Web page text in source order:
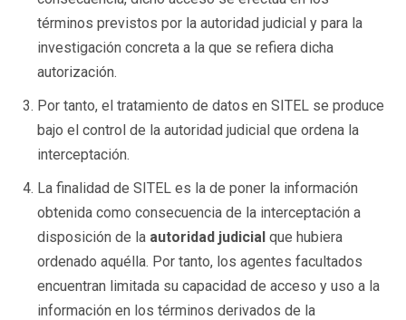
términos previstos por la autoridad judicial y para la
investigación concreta a la que se refiera dicha
autorización.
Por tanto, el tratamiento de datos en SITEL se produce
bajo el control de la autoridad judicial que ordena la
interceptación.
La finalidad de SITEL es la de poner la información
obtenida como consecuencia de la interceptación a
disposición de la autoridad judicial que hubiera
ordenado aquélla. Por tanto, los agentes facultados
encuentran limitada su capacidad de acceso y uso a la
información en los términos derivados de la